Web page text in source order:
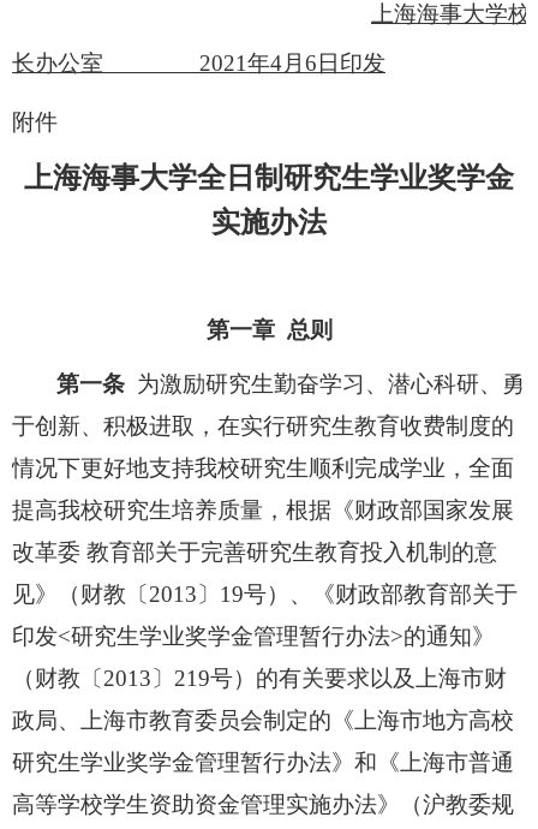
上海海事大学校
长办公室 2021年4月6日印发
附件
上海海事大学全日制研究生学业奖学金
实施办法
第一章 总则
第一条 为激励研究生勤奋学习、潜心科研、勇
于创新、积极进取，在实行研究生教育收费制度的
情况下更好地支持我校研究生顺利完成学业，全面
提高我校研究生培养质量，根据《财政部国家发展
改革委 教育部关于完善研究生教育投入机制的意
见》（财教〔2013〕19号）、《财政部教育部关于
印发<研究生学业奖学金管理暂行办法>的通知》
（财教〔2013〕219号）的有关要求以及上海市财
政局、上海市教育委员会制定的《上海市地方高校
研究生学业奖学金管理暂行办法》和《上海市普通
高等学校学生资助资金管理实施办法》（沪教委规